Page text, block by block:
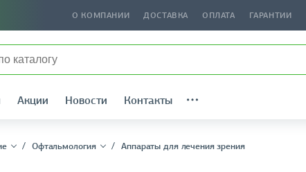
округ О КОМПАНИИ ДОСТАВКА ОПЛАТА ГАРАНТИИ
Акции Новости Контакты
Офтальмология Аппараты для лечения зрения